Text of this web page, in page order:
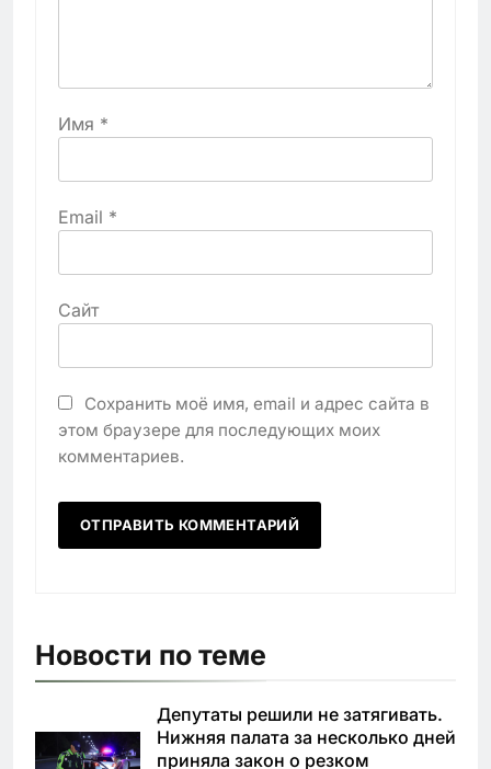
Имя *
Email *
Сайт
Сохранить моё имя, email и адрес сайта в
этом браузере для последующих моих
комментариев.
Новости по теме
Депутаты решили не затягивать.
Нижняя палата за несколько дней
приняла закон о резком